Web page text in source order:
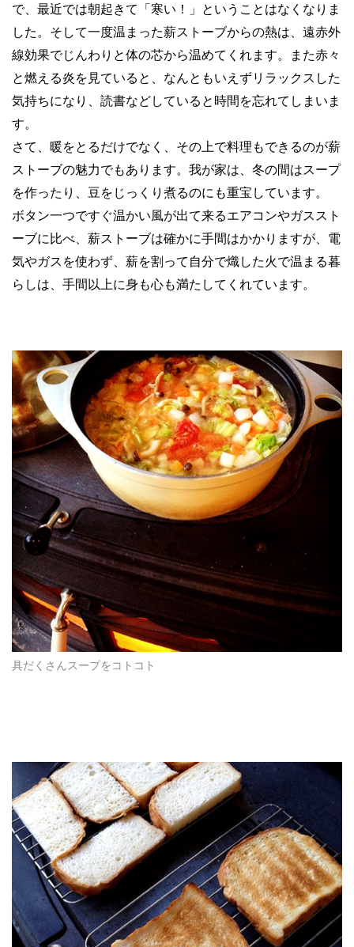
で、最近では朝起きて「寒い！」ということはなくなりま
した。そして一度温まった薪ストーブからの熱は、遠赤外
線効果でじんわりと体の芯から温めてくれます。また赤々
と燃える炎を見ていると、なんともいえずリラックスした
気持ちになり、読書などしていると時間を忘れてしまいま
す。
さて、暖をとるだけでなく、その上で料理もできるのが薪
ストーブの魅力でもあります。我が家は、冬の間はスープ
を作ったり、豆をじっくり煮るのにも重宝しています。
ボタン一つですぐ温かい風が出て来るエアコンやガススト
ーブに比べ、薪ストーブは確かに手間はかかりますが、電
気やガスを使わず、薪を割って自分で熾した火で温まる暮
らしは、手間以上に身も心も満たしてくれています。
具だくさんスープをコトコト